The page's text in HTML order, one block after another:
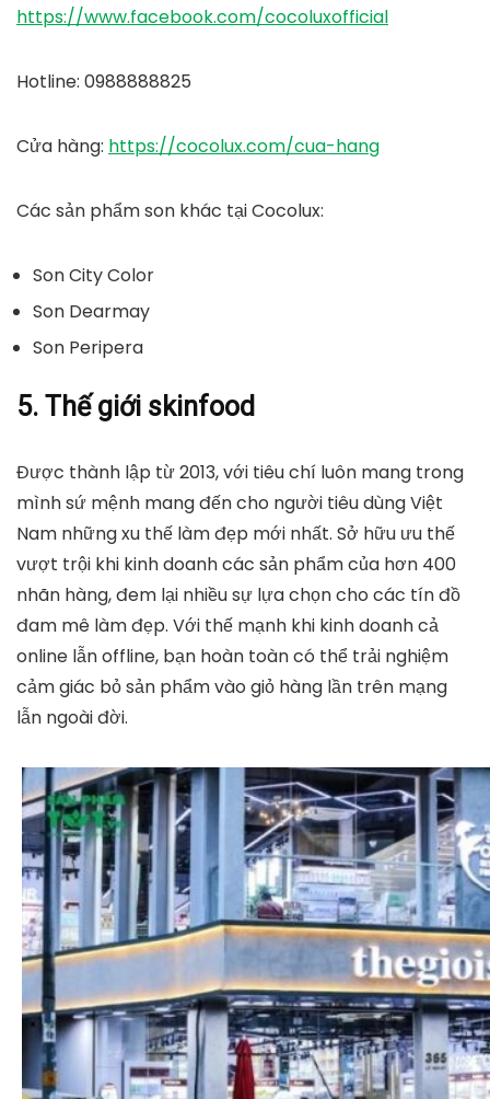
https://www.facebook.com/cocoluxofficial
Hotline: 0988888825
Cửa hàng: https://cocolux.com/cua-hang
Các sản phẩm son khác tại Cocolux:
Son City Color
Son Dearmay
Son Peripera
5. Thế giới skinfood
Được thành lập từ 2013, với tiêu chí luôn mang trong
mình sứ mệnh mang đến cho người tiêu dùng Việt
Nam những xu thế làm đẹp mới nhất. Sở hữu ưu thế
vượt trội khi kinh doanh các sản phẩm của hơn 400
nhãn hàng, đem lại nhiều sự lựa chọn cho các tín đồ
đam mê làm đẹp. Với thế mạnh khi kinh doanh cả
online lẫn offline, bạn hoàn toàn có thể trải nghiệm
cảm giác bỏ sản phẩm vào giỏ hàng lần trên mạng
lẫn ngoài đời.